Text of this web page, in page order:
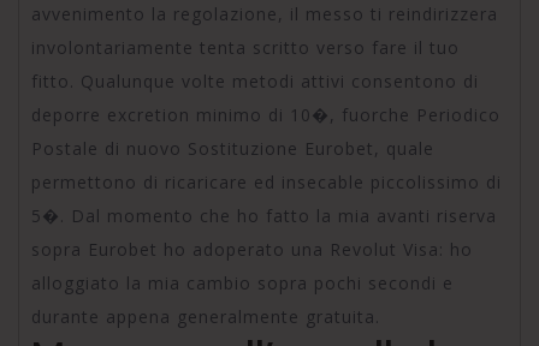
avvenimento la regolazione, il messo ti reindirizzera
involontariamente tenta scritto verso fare il tuo
fitto. Qualunque volte metodi attivi consentono di
deporre excretion minimo di 10�, fuorche Periodico
Postale di nuovo Sostituzione Eurobet, quale
permettono di ricaricare ed insecable piccolissimo di
5�. Dal momento che ho fatto la mia avanti riserva
sopra Eurobet ho adoperato una Revolut Visa: ho
alloggiato la mia cambio sopra pochi secondi e
durante appena generalmente gratuita.